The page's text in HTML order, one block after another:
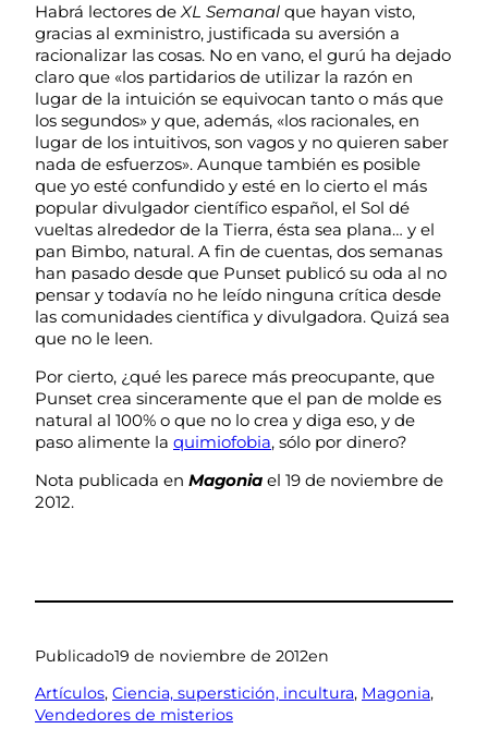
Habrá lectores deXL Semanal que hayan visto,
gracias al exministro, justificada su aversión a
racionalizar las cosas. No en vano, el gurú ha dejado
claro que «los partidarios de utilizar la razón en
lugar de la intuición se equivocan tanto o más que
los segundos» y que, además, «los racionales, en
lugar de los intuitivos, son vagos y no quieren saber
nada de esfuerzos». Aunque también es posible
que yo esté confundido y esté en lo cierto el más
popular divulgador científico español, el Sol dé
vueltas alrededor de la Tierra, ésta sea plana… y el
pan Bimbo, natural. A fin de cuentas, dos semanas
han pasado desde que Punset publicó su oda al no
pensar y todavía no he leído ninguna crítica desde
las comunidades científica y divulgadora. Quizá sea
que no le leen.
Por cierto, ¿qué les parece más preocupante, que
Punset crea sinceramente que el pan de molde es
natural al 100% o que no lo crea y diga eso, y de
paso alimente la quimiofobia, sólo por dinero?
Nota publicada en Magonia el 19 de noviembre de
2012.
Publicado19 de noviembre de 2012en
Artículos, Ciencia, superstición, incultura, Magonia
Vendedores de misterios